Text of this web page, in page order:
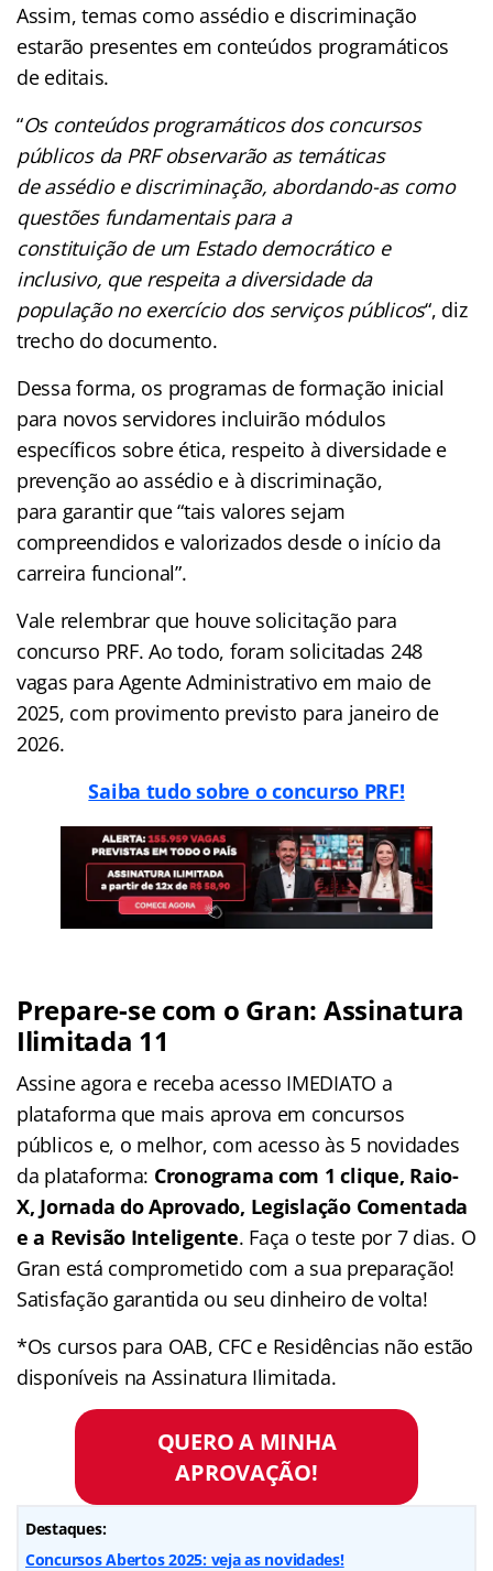
Assim, temas como assédio e discriminação
estarão presentes em conteúdos programáticos
de editais.
“Os conteúdos programáticos dos concursos
públicos da PRF observarão as temáticas
de assédio e discriminação, abordando-as como
questões fundamentais para a
constituição de um Estado democrático e
inclusivo, que respeita a diversidade da
população no exercício dos serviços públicos“, diz
trecho do documento.
Dessa forma, os programas de formação inicial
para novos servidores incluirão módulos
específicos sobre ética, respeito à diversidade e
prevenção ao assédio e à discriminação,
para garantir que “tais valores sejam
compreendidos e valorizados desde o início da
carreira funcional”.
Vale relembrar que houve solicitação para
concurso PRF. Ao todo, foram solicitadas 248
vagas para Agente Administrativo em maio de
2025, com provimento previsto para janeiro de
2026.
Saiba tudo sobre o concurso PRF!
Prepare-se com o Gran: Assinatura
Ilimitada 11
Assine agora e receba acesso IMEDIATO a
plataforma que mais aprova em concursos
públicos e, o melhor, com acesso às 5 novidades
da plataforma: Cronograma com 1 clique, Raio-
X, Jornada do Aprovado, Legislação Comentada
e a Revisão Inteligente. Faça o teste por 7 dias. O
Gran está comprometido com a sua preparação!
Satisfação garantida ou seu dinheiro de volta!
*Os cursos para OAB, CFC e Residências não estão
disponíveis na Assinatura Ilimitada.
QUERO A MINHA
APROVAÇÃO!
Destaques:
Concursos Abertos 2025: veja as novidades!